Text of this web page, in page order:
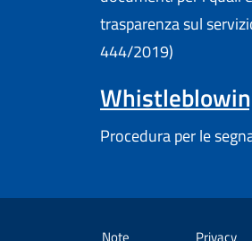
trasparenza sul
444/2019)
Procedura per le